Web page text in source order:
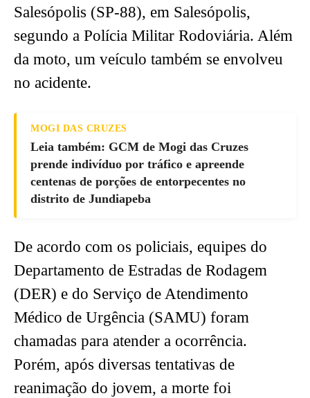
Salesópolis (SP-88), em Salesópolis,
segundo a Polícia Militar Rodoviária. Além
da moto, um veículo também se envolveu
no acidente.
MOGI DAS CRUZES
Leia também: GCM de Mogi das Cruzes
prende indivíduo por tráfico e apreende
centenas de porções de entorpecentes no
distrito de Jundiapeba
De acordo com os policiais, equipes do
Departamento de Estradas de Rodagem
(DER) e do Serviço de Atendimento
Médico de Urgência (SAMU) foram
chamadas para atender a ocorrência.
Porém, após diversas tentativas de
reanimação do jovem, a morte foi